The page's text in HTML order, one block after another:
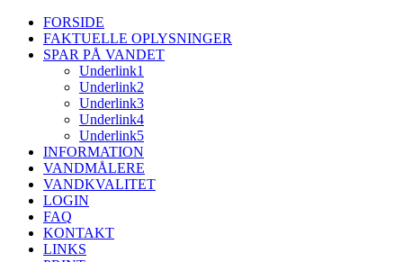
FORSIDE
FAKTUELLE OPLYSNINGER
SPAR PÅ VANDET
Underlink1
Underlink2
Underlink3
Underlink4
Underlink5
INFORMATION
VANDMÅLERE
VANDKVALITET
LOGIN
FAQ
KONTAKT
LINKS